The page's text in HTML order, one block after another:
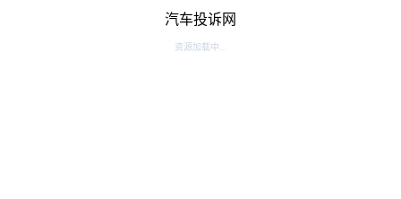
汽车投诉网
资源加载中...